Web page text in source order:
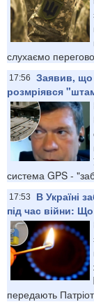
слухаємо
17:56
Заявив, що
розмріявся
система GPS -
17:53
В Україні
під час війни:
передають